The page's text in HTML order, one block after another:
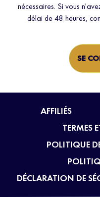
nécessaires. Si vous
délai de 48 heures,
SE
AFFILIÉS
TERMES
POLITIQUE
DÉCLARATION DE